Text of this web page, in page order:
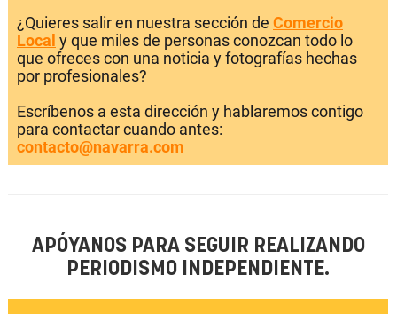
¿Quieres salir en nuestra sección de Comercio
Local y que miles de personas conozcan todo lo
que ofreces con una noticia y fotografías hechas
por profesionales?
Escríbenos a esta dirección y hablaremos contigo
para contactar cuando antes:
contacto@navarra.com
APÓYANOS PARA SEGUIR REALIZANDO
PERIODISMO INDEPENDIENTE.